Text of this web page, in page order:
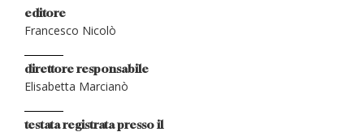
editore
Francesco Nicolò
direttore responsabile
Elisabetta Marcianò
testata registrata presso il